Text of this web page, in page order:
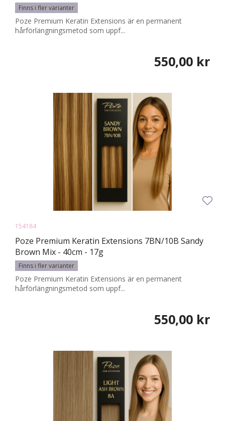
Finns i fler varianter
Poze Premium Keratin Extensions är en permanent
hårförlängningsmetod som uppf...
550,00 kr
154184
Poze Premium Keratin Extensions 7BN/10B Sandy
Brown Mix - 40cm - 17g
Finns i fler varianter
Poze Premium Keratin Extensions är en permanent
hårförlängningsmetod som uppf...
550,00 kr